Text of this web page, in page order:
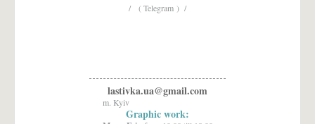
/ ( Telegram ) /
lastivka.ua@gmail.com
m. Kyiv
Graphic work: